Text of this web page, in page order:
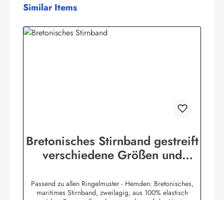
Produktgalerie überspringen
Similar Items
Bretonisches Stirnband gestreift
verschiedene Größen und
Passend zu allen Ringelmuster - Hemden: Bretonisches,
maritimes Stirnband, zweilagig, aus 100% elastisch